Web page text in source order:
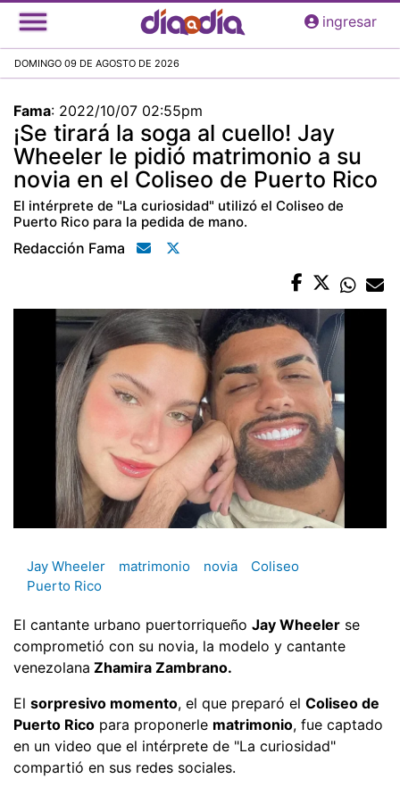
Pasar
al
principal
ingresar
DOMINGO 09 DE AGOSTO DE 2026
Fama: 2022/10/07 02:55pm
¡Se tirará la soga al cuello! Jay
Wheeler le pidió matrimonio a su
novia en el Coliseo de Puerto Rico
El intérprete de "La curiosidad" utilizó el Coliseo de
Puerto Rico para la pedida de mano.
Redacción Fama
Jay Wheeler matrimonio novia
Coliseo
Puerto Rico
El cantante urbano puertorriqueño Jay Wheeler se
comprometió con su novia, la modelo y cantante
venezolana Zhamira Zambrano.
El sorpresivo momento, el que preparó el Coliseo de
Puerto Rico para proponerle matrimonio, fue captado
en un video que el intérprete de "La curiosidad"
compartió en sus redes sociales.